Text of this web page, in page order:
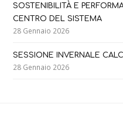
SOSTENIBILITÀ E
CENTRO DEL SISTEMA
28 Gennaio 2026
SESSIONE INVERNALE
28 Gennaio 2026